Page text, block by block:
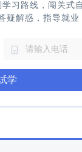
习路线，闯关式
疑解惑，指导就业
学